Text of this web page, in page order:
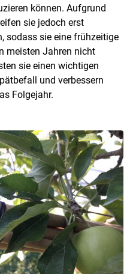
content
können. Aufgrund
sie jedoch erst
sodass sie eine frühzeitige
meisten Jahren nicht
sie einen wichtigen
und verbessern
Folgejahr.